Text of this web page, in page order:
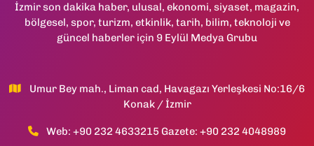
İzmir son dakika haber, ulusal, ekonomi, siyaset, magazin,
bölgesel, spor, turizm, etkinlik, tarih, bilim, teknoloji ve
güncel haberler için 9 Eylül Medya Grubu
Umur Bey mah., Liman cad, Havagazı Yerleşkesi No:16/6
Konak / İzmir
Web: +90 232 4633215 Gazete: +90 232 4048989